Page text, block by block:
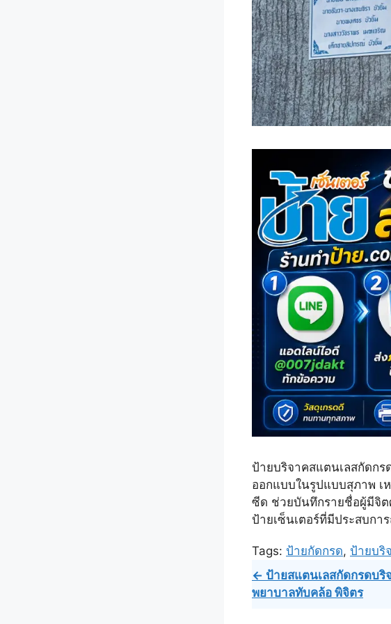
ป้ายบริจาคสแตนเลสกัดกร
ออกแบบในรูปแบบสุภาพ เ
ซีด ช่วยบันทึกรายชื่อผู้มีจิต
ป้ายเซ็นเตอร์ที่มีประสบก
Tags: ป้ายกัดกรด, ป้ายบริ
Post
navigation
← ป้ายสแตนเลสกัดกรดบริ
พยาบาลทับคล้อ พิจิตร